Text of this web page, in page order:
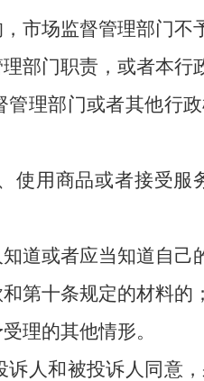
市场监督管理部门不
门职责，或者本行
部门或者其他行政
用商品或者接受服
或者应当知道自己
十条规定的材料的；
的其他情形。
人和被投诉人同意